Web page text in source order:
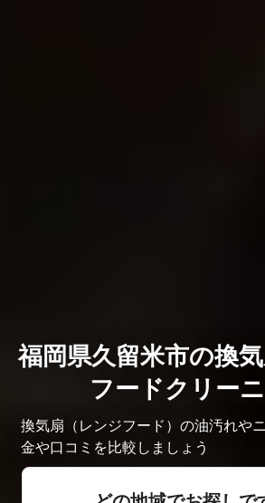
福岡県久留米市の換
フードクリー
換気扇（レンジフード）の油汚れや
金や口コミを比較しましょう